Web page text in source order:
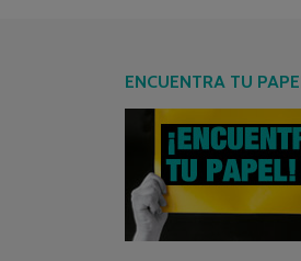
ENCUENTRA TU